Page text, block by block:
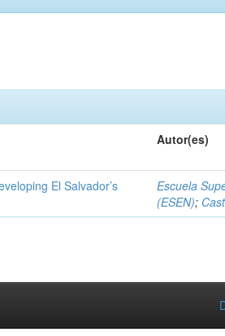
Autor(es)
El Salvador’s
Escuela
(ESEN);